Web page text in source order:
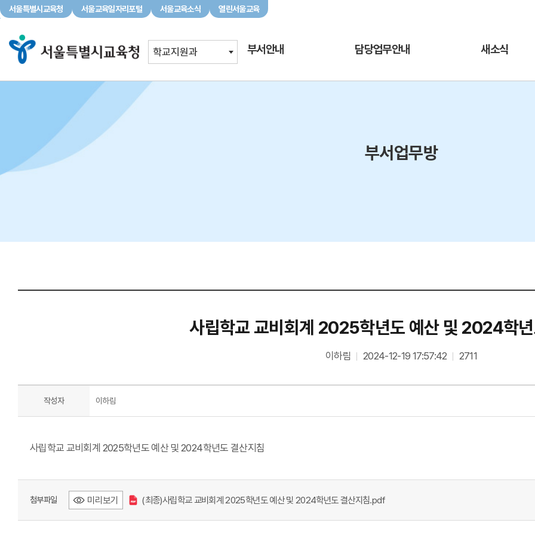
서울특별시교육청 서울교육일자리포털 서울교육소식 열린서울교육
학교지원과
서울교육
부서안내 담당업무안내 새소식
부서업무방
사립학교 교비회계 2025학년도 예산 및 2024학년
이하림 2024-12-19 17:57:42 2711
작성자 이하림
사립학교 교비회계 2025학년도 예산 및 2024학년도 결산지침
첨부파일 미리보기 (최종)사립학교 교비회계 2025학년도 예산 및 2024학년도 결산지침.pdf